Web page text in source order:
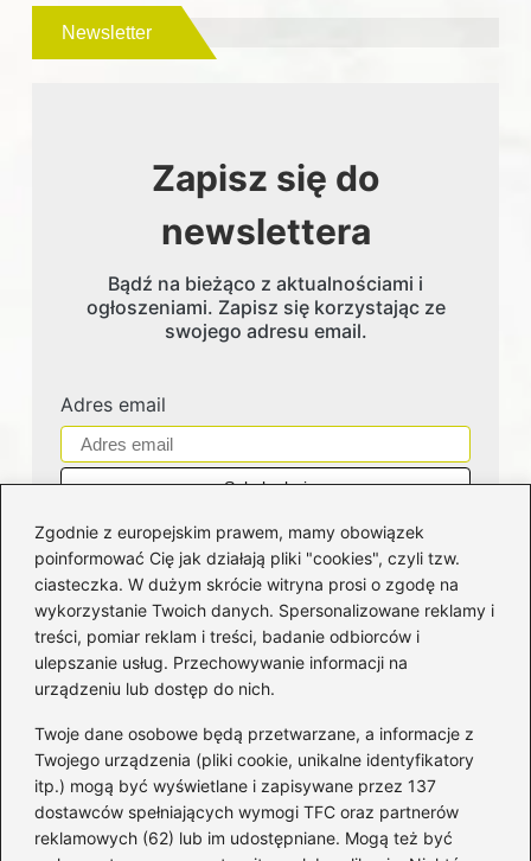
Zgodnie z europejskim prawem, mamy obowiązek
poinformować Cię jak działają pliki "cookies", czyli tzw.
ciasteczka. W dużym skrócie witryna prosi o zgodę na
wykorzystanie Twoich danych. Spersonalizowane reklamy i
treści, pomiar reklam i treści, badanie odbiorców i
ulepszanie usług. Przechowywanie informacji na
urządzeniu lub dostęp do nich.
Twoje dane osobowe będą przetwarzane, a informacje z
Twojego urządzenia (pliki cookie, unikalne identyfikatory
itp.) mogą być wyświetlane i zapisywane przez 137
dostawców spełniających wymogi TFC oraz partnerów
reklamowych (62) lub im udostępniane. Mogą też być
Newsletter
Zapisz się do
newslettera
Bądź na bieżąco z aktualnościami i
ogłoszeniami. Zapisz się korzystając ze
swojego adresu email.
Adres email
Kategorie
Bankowość (181)
Fundusze
(36)
Giełda(28)
Inwestycje(49)
Rentowność(32)